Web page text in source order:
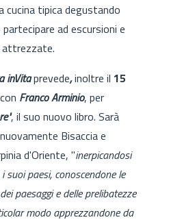
cucina tipica degustando
ad escursioni e
attrezzate.
inVitaprevede,inoltre il 15
Franco Arminio, per
, il suo nuovo libro. Sarà
Bisaccia e
d'Oriente, "inerpicandosi
suoi paesi, conoscendone le
paesaggi e delle prelibatezze
modo apprezzandone da